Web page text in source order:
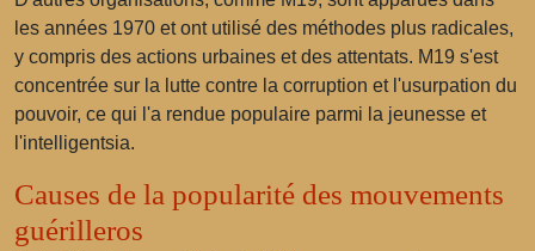
les années 1970 et ont utilisé des méthodes plus radicales,
y compris des actions urbaines et des attentats. M19 s'est
concentrée sur la lutte contre la corruption et l'usurpation du
pouvoir, ce qui l'a rendue populaire parmi la jeunesse et
l'intelligentsia.
Causes de la popularité des mouvements
guérilleros